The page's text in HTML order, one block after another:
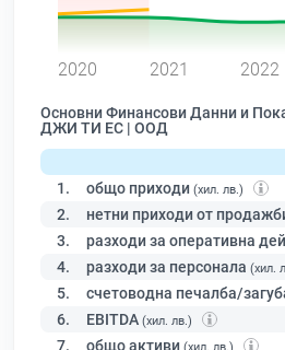
2020 2021 2022
Основни Финансови Данни и
ДЖИ ТИ ЕС | ООД
1. общо приходи (хил. лв.)
2. нетни приходи от
3. разходи за оперативна
4. разходи за персонала (хил.
5. счетоводна печалба/
6. EBITDA (хил. лв.)
7. общо активи